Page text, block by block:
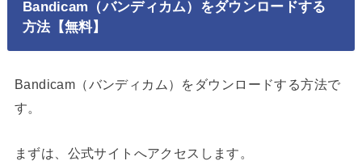
Bandicam（バンディカム）をダウンロードする
方法【無料】
Bandicam（バンディカム）をダウンロードする方法で
す。
まずは、公式サイトへアクセスします。